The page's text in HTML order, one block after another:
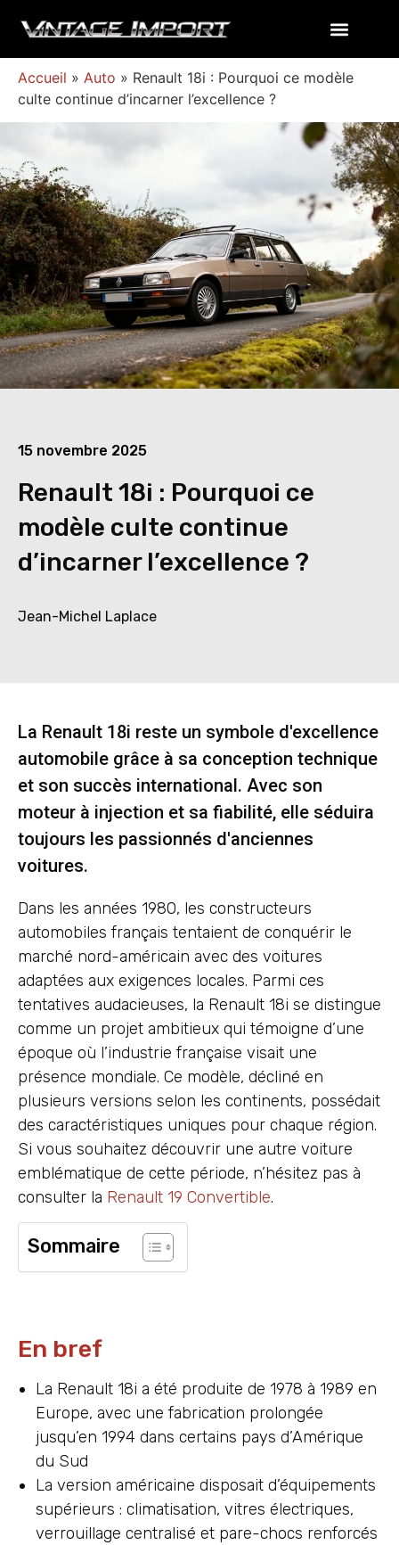
Accueil » Auto » Renault 18i : Pourquoi ce modèle
culte continue d’incarner l’excellence ?
15 novembre 2025
Renault 18i : Pourquoi ce
modèle culte continue
d’incarner l’excellence ?
Jean-Michel Laplace
La Renault 18i reste un symbole d'excellence
automobile grâce à sa conception technique
et son succès international. Avec son
moteur à injection et sa fiabilité, elle séduira
toujours les passionnés d'anciennes
voitures.
Dans les années 1980, les constructeurs
automobiles français tentaient de conquérir le
marché nord-américain avec des voitures
adaptées aux exigences locales. Parmi ces
tentatives audacieuses, la Renault 18i se distingue
comme un projet ambitieux qui témoigne d’une
époque où l’industrie française visait une
présence mondiale. Ce modèle, décliné en
plusieurs versions selon les continents, possédait
des caractéristiques uniques pour chaque région.
Si vous souhaitez découvrir une autre voiture
emblématique de cette période, n’hésitez pas à
consulter la Renault 19 Convertible.
Sommaire
En bref
La Renault 18i a été produite de 1978 à 1989 en
Europe, avec une fabrication prolongée
jusqu’en 1994 dans certains pays d’Amérique
du Sud
La version américaine disposait d’équipements
supérieurs : climatisation, vitres électriques,
verrouillage centralisé et pare-chocs renforcés